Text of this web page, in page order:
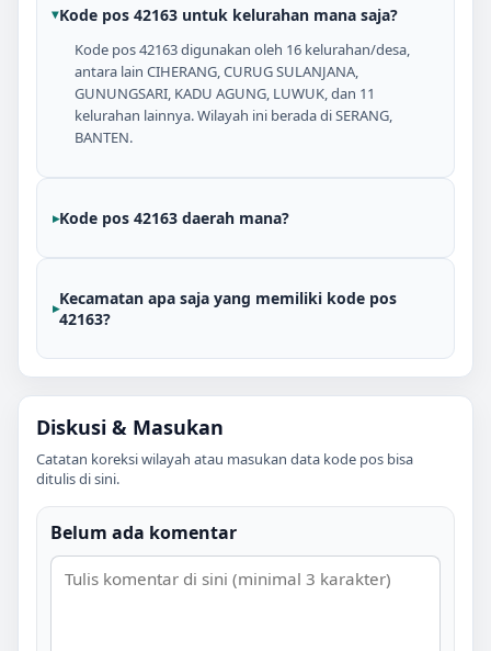
Kode pos 42163 untuk kelurahan mana saja?
Kode pos 42163 digunakan oleh 16 kelurahan/desa,
antara lain CIHERANG, CURUG SULANJANA,
GUNUNGSARI, KADU AGUNG, LUWUK, dan 11
kelurahan lainnya. Wilayah ini berada di SERANG,
BANTEN.
Kode pos 42163 daerah mana?
Kecamatan apa saja yang memiliki kode pos
42163?
Diskusi & Masukan
Catatan koreksi wilayah atau masukan data kode pos bisa
ditulis di sini.
Belum ada komentar